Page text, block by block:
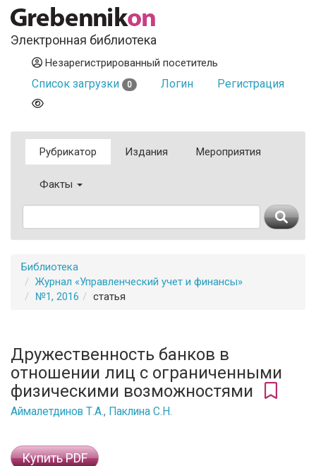
Электронная библиотека
Незарегистрированный посетитель
Список загрузки 0 Логин Регистрация
Рубрикатор Издания Мероприятия
Факты
Библиотека
Журнал «Управленческий учет и финансы»
№1, 2016
статья
Дружественность банков в
отношении лиц с ограниченными
физическими возможностями
Аймалетдинов Т.А., Паклина С.Н.
Купить PDF